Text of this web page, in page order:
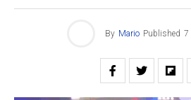
By Mario Published 7